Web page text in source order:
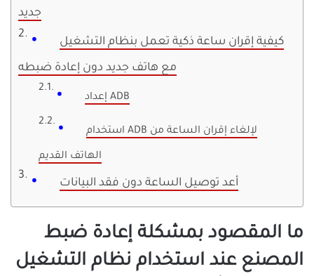
جديد
كيفية إقران ساعة ذكية تعمل بنظام التشغيل
مع هاتف جديد دون إعادة ضبطه
إعداد ADB
استخدام ADB لإلغاء إقران الساعة من
الهاتف القديم
أعد توصيل الساعة دون فقد البيانات
ما المقصود بمشكلة إعادة ضبط
المصنع عند استخدام نظام التشغيل